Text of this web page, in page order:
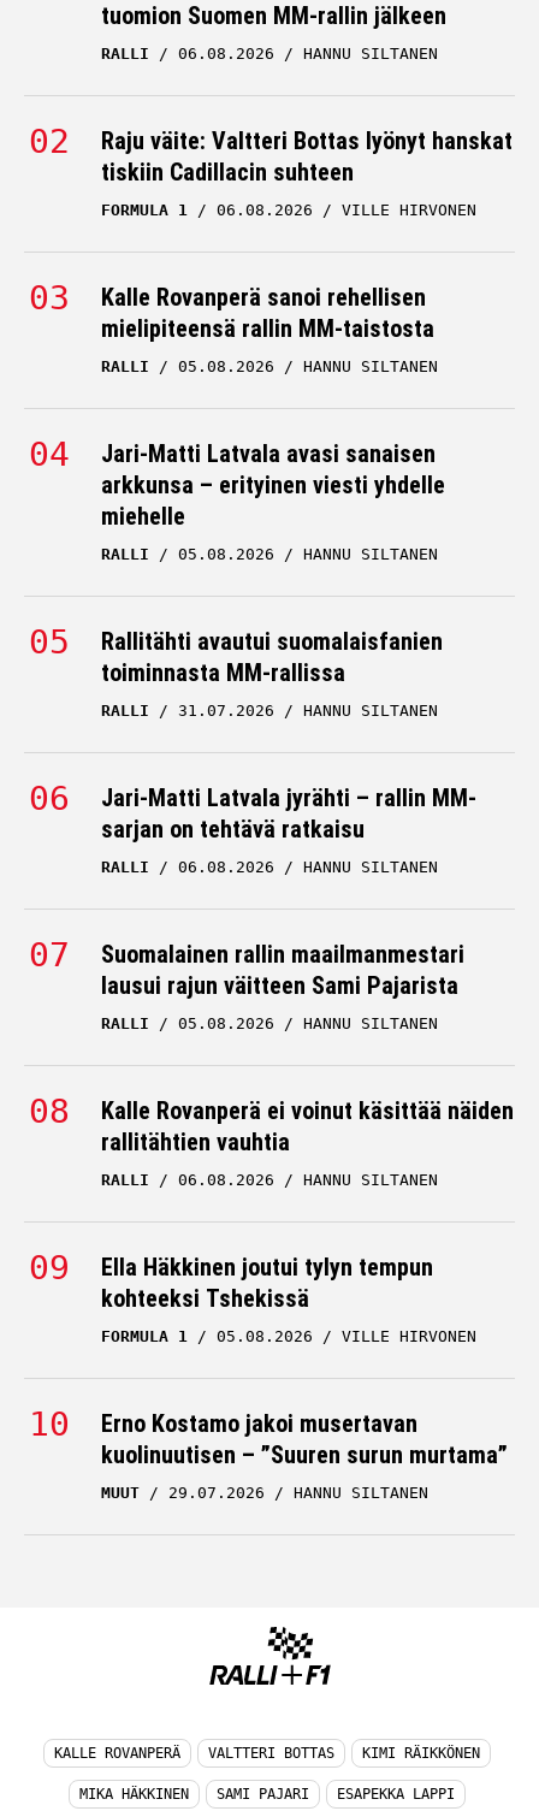
tuomion Suomen MM-rallin jälkeen
RALLI 06.08.2026 HANNU SILTANEN
Raju väite: Valtteri Bottas lyönyt hanskat
tiskiin Cadillacin suhteen
FORMULA 1 06.08.2026 VILLE HIRVONEN
Kalle Rovanperä sanoi rehellisen
mielipiteensä rallin MM-taistosta
RALLI 05.08.2026 HANNU SILTANEN
Jari-Matti Latvala avasi sanaisen
arkkunsa – erityinen viesti yhdelle
miehelle
RALLI 05.08.2026 HANNU SILTANEN
Rallitähti avautui suomalaisfanien
toiminnasta MM-rallissa
RALLI 31.07.2026 HANNU SILTANEN
Jari-Matti Latvala jyrähti – rallin MM-
sarjan on tehtävä ratkaisu
RALLI 06.08.2026 HANNU SILTANEN
Suomalainen rallin maailmanmestari
lausui rajun väitteen Sami Pajarista
RALLI 05.08.2026 HANNU SILTANEN
Kalle Rovanperä ei voinut käsittää näiden
rallitähtien vauhtia
RALLI 06.08.2026 HANNU SILTANEN
Ella Häkkinen joutui tylyn tempun
kohteeksi Tshekissä
FORMULA 1 05.08.2026 VILLE HIRVONEN
Erno Kostamo jakoi musertavan
kuolinuutisen – ”Suuren surun murtama”
MUUT 29.07.2026 HANNU SILTANEN
KALLE ROVANPERÄ VALTTERI BOTTAS KIMI RÄIKKÖNEN
MIKA HÄKKINEN SAMI PAJARI ESAPEKKA LAPPI